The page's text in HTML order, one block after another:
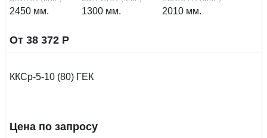
2450 мм. 1300 мм. 2010 мм.
От 38 372 Р
ККСр-5-10 (80) ГЕК
Цена по запросу